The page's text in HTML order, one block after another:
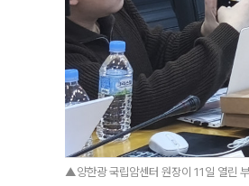
▲양한광 국립암센터 원장이 11일 열린